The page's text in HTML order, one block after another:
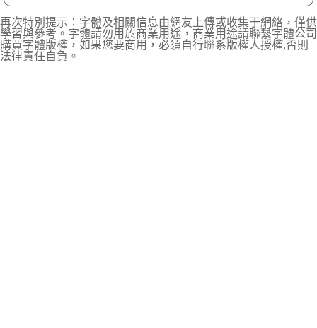
再次特別提示：字體及相關信息由網友上傳或收集于網絡，僅供
學習與參考。字體請勿用於商業用途，商業用途請聯繫字體公司
購買字體版權，如果您要商用，必須自行聯系版權人授權,否則
法律責任自負。